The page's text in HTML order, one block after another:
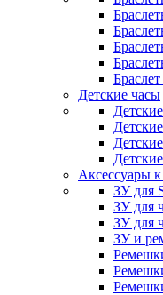
Детские часы
Аксессуары
ЗУ для
ЗУ для
ЗУ для
ЗУ и